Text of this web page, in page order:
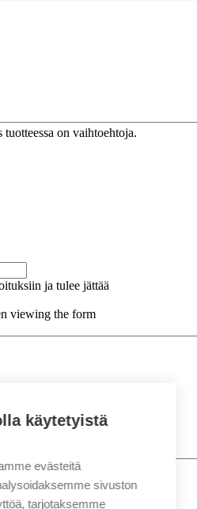
on vaihtoehtoja.
ja tulee jättää
viewing the form
Etunimi
Sukunimi
käytetyistä
evästeitä
sivuston
tarjotaksemme